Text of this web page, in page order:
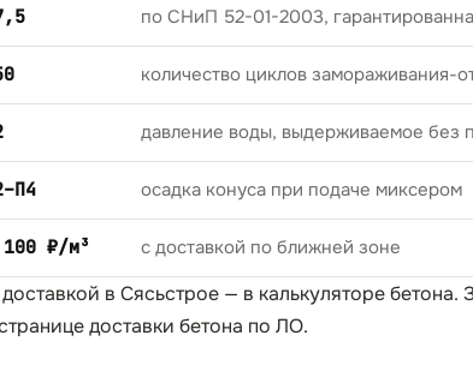
по СНиП 52-01-2003,
количество циклов замораживания-
давление воды, выдерживаемое без
осадка конуса при подаче миксером
₽/м³ с доставкой по ближней зоне
в Сясьстрое — в калькуляторе бетона.
доставки бетона по ЛО.